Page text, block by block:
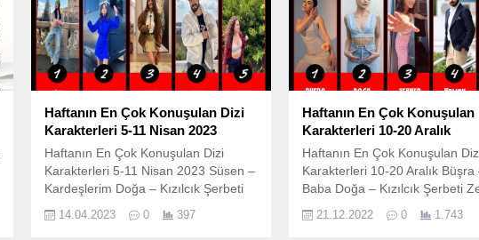
Haftanın En Çok Konuşulan Dizi
Karakterleri 5-11 Nisan 2023
Haftanın En Çok Konuşulan Dizi
Karakterleri 5-11 Nisan 2023 Süsen –
Kardeşlerim Doğa – Kızılcık Şerbeti
Emanet Aybike – Kardeşlerim
14.04.2023 0 397
Haftanın En Çok Konuşulan
Karakterleri 10-20 Aralık
Haftanın En Çok Konuşulan
Karakterleri 10-20 Aralık Büşra
Baba Doğa – Kızılcık Şerbeti
Seyran – Yalı Çapkını
21.12.2022 0 1.743